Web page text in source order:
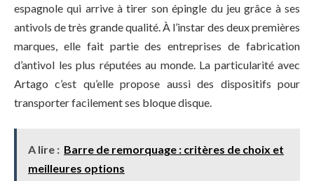
espagnole qui arrive à tirer son épingle du jeu grâce à ses
antivols de très grande qualité. À l’instar des deux premières
marques, elle fait partie des entreprises de fabrication
d’antivol les plus réputées au monde. La particularité avec
Artago c’est qu’elle propose aussi des dispositifs pour
transporter facilement ses bloque disque.
A lire : Barre de remorquage : critères de choix et
meilleures options